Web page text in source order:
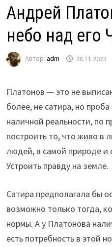
Андрей
небо над его
Автор: adm 28.11.2023
Платонов — это не
более, не сатира, но
наличной реальности, по
построить то, что живо в
людей, в самой природе и
Устроить правду на земле.
Сатира предполагала бы
возможно только тогда,
нормы. А у Платонова
есть потребность в этой